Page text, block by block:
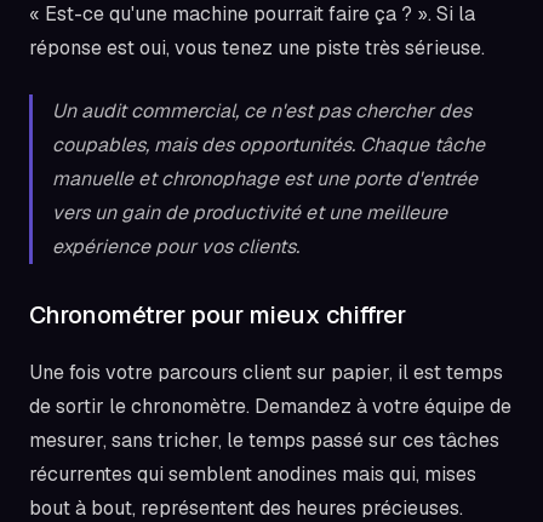
« Est-ce qu'une machine pourrait faire ça ? ». Si la
réponse est oui, vous tenez une piste très sérieuse.
Un audit commercial, ce n'est pas chercher des
coupables, mais des opportunités. Chaque tâche
manuelle et chronophage est une porte d'entrée
vers un gain de productivité et une meilleure
expérience pour vos clients.
Chronométrer pour mieux chiffrer
Une fois votre parcours client sur papier, il est temps
de sortir le chronomètre. Demandez à votre équipe de
mesurer, sans tricher, le temps passé sur ces tâches
récurrentes qui semblent anodines mais qui, mises
bout à bout, représentent des heures précieuses.